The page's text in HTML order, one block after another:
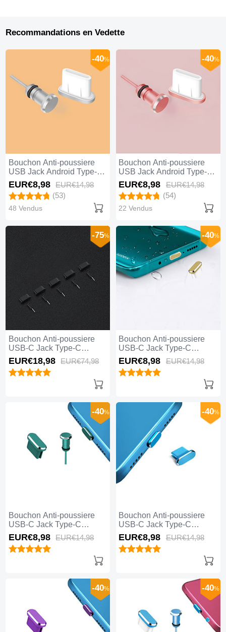
Recommandations en Vedette
Bouchon Anti-poussiere
USB Jack Android Type-C
Universel Argent
-40%
EUR€8,98 EUR€14,98
(53)
48 Vendus
Bouchon Anti-poussiere
USB Jack Android Type-C
Universel Or Rose
-40%
EUR€8,98 EUR€14,98
(54)
22 Vendus
Bouchon Anti-poussiere
USB-C Jack Type-C
Universel 5PCS H02 Noir
-75%
EUR€18,98 EUR€74,98
Bouchon Anti-poussiere
USB-C Jack Type-C
Universel H16 Or
-40%
EUR€8,98 EUR€14,98
Bouchon Anti-poussiere
USB-C Jack Type-C
Universel H15 Vert
-40%
EUR€8,98 EUR€14,98
Bouchon Anti-poussiere
USB-C Jack Type-C
Universel H14 Bleu
-40%
EUR€8,98 EUR€14,98
-40% -40%